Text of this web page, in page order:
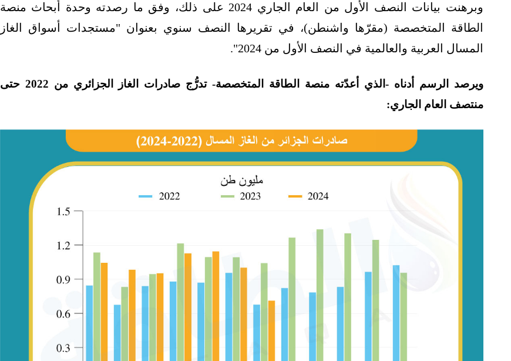
وبرهنت بيانات النصف الأول من العام الجاري 2024 على ذلك، وفق ما رصدته وحدة أبحاث منصة
الطاقة المتخصصة (مقرّها واشنطن)، في تقريرها النصف سنوي بعنوان "مستجدات أسواق الغاز
المسال العربية والعالمية في النصف الأول من 2024".
ويرصد الرسم أدناه -الذي أعدّته منصة الطاقة المتخصصة- تدرُّج صادرات الغاز الجزائري من 2022 حتى
منتصف العام الجاري: